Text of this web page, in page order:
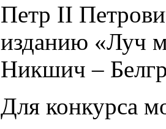
Петр II
изданию «Луч
Никшич –
Для конкурса